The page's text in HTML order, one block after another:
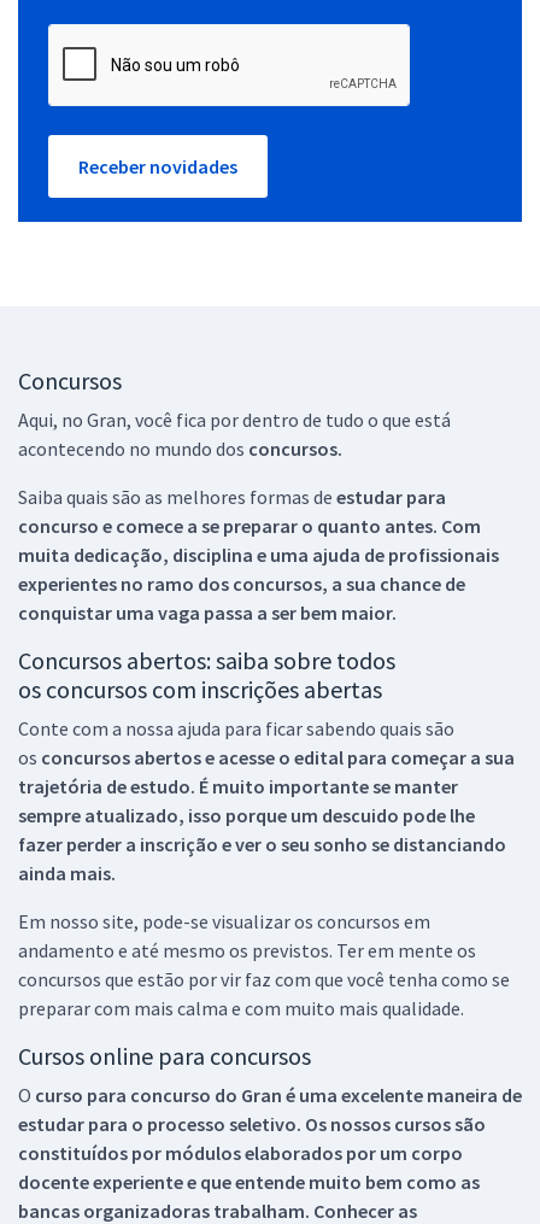
Receber novidades
Concursos
Aqui, no Gran, você fica por dentro de tudo o que está
acontecendo no mundo dos concursos.
Saiba quais são as melhores formas de estudar para
concurso e comece a se preparar o quanto antes. Com
muita dedicação, disciplina e uma ajuda de profissionais
experientes no ramo dos concursos, a sua chance de
conquistar uma vaga passa a ser bem maior.
Concursos abertos: saiba sobre todos
os concursos com inscrições abertas
Conte com a nossa ajuda para ficar sabendo quais são
os concursos abertos e acesse o edital para começar a sua
trajetória de estudo. É muito importante se manter
sempre atualizado, isso porque um descuido pode lhe
fazer perder a inscrição e ver o seu sonho se distanciando
ainda mais.
Em nosso site, pode-se visualizar os concursos em
andamento e até mesmo os previstos. Ter em mente os
concursos que estão por vir faz com que você tenha como se
preparar com mais calma e com muito mais qualidade.
Cursos online para concursos
O curso para concurso do Gran é uma excelente maneira de
estudar para o processo seletivo. Os nossos cursos são
constituídos por módulos elaborados por um corpo
docente experiente e que entende muito bem como as
bancas organizadoras trabalham. Conhecer as